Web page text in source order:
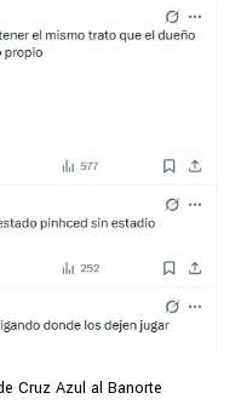
Cruz Azul al Banorte